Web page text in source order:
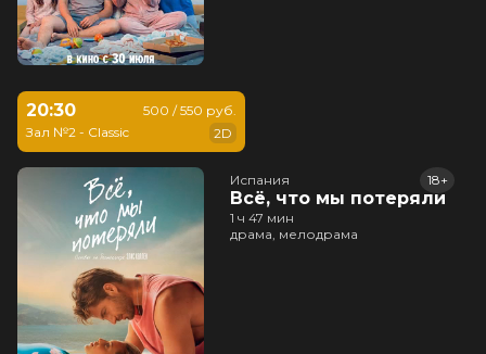
20:30
Зал №2 - Classic
500 / 550 руб.
2D
Испания
Всё, что мы потеряли
18+
1 ч 47 мин
драма, мелодрама